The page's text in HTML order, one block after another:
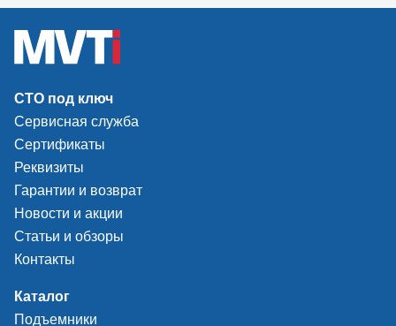
СТО под ключ
Сервисная служба
Сертификаты
Реквизиты
Гарантии и возврат
Новости и акции
Статьи и обзоры
Контакты
Каталог
Подъемники